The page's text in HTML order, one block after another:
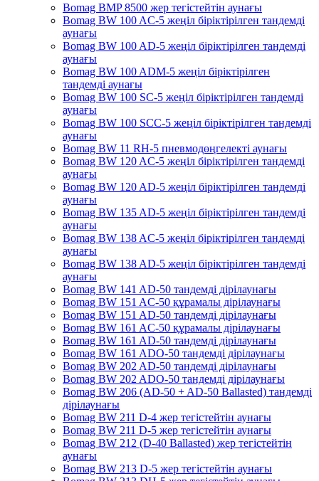
Bomag BMP 8500 жер тегістейтін аунағы
Bomag BW 100 AC-5 жеңіл біріктірілген тандемді
аунағы
Bomag BW 100 AD-5 жеңіл біріктірілген тандемді
аунағы
Bomag BW 100 ADM-5 жеңіл біріктірілген
тандемді аунағы
Bomag BW 100 SC-5 жеңіл біріктірілген тандемді
аунағы
Bomag BW 100 SCC-5 жеңіл біріктірілген тандемді
аунағы
Bomag BW 11 RH-5 пневмодөңгелекті аунағы
Bomag BW 120 AC-5 жеңіл біріктірілген тандемді
аунағы
Bomag BW 120 AD-5 жеңіл біріктірілген тандемді
аунағы
Bomag BW 135 AD-5 жеңіл біріктірілген тандемді
аунағы
Bomag BW 138 AC-5 жеңіл біріктірілген тандемді
аунағы
Bomag BW 138 AD-5 жеңіл біріктірілген тандемді
аунағы
Bomag BW 141 AD-50 тандемді дірілаунағы
Bomag BW 151 AC-50 құрамалы дірілаунағы
Bomag BW 151 AD-50 тандемді дірілаунағы
Bomag BW 161 AC-50 құрамалы дірілаунағы
Bomag BW 161 AD-50 тандемді дірілаунағы
Bomag BW 161 ADO-50 тандемді дірілаунағы
Bomag BW 202 AD-50 тандемді дірілаунағы
Bomag BW 202 ADO-50 тандемді дірілаунағы
Bomag BW 206 (AD-50 + AD-50 Ballasted) тандемді
дірілаунағы
Bomag BW 211 D-4 жер тегістейтін аунағы
Bomag BW 211 D-5 жер тегістейтін аунағы
Bomag BW 212 (D-40 Ballasted) жер тегістейтін
аунағы
Bomag BW 213 D-5 жер тегістейтін аунағы